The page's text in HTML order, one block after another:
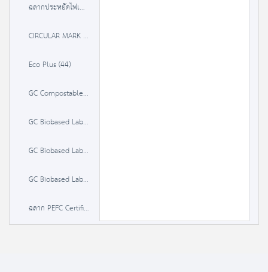
ฉลากประหยัดไฟเบอร์ 5 (3 ดาว) (491)
CIRCULAR MARK (3)
Eco Plus (44)
GC Compostable Label (0)
GC Biobased Label 20-50% (0)
GC Biobased Label 50-85 % (0)
GC Biobased Label >85% (0)
ฉลาก PEFC Certified Material (0)